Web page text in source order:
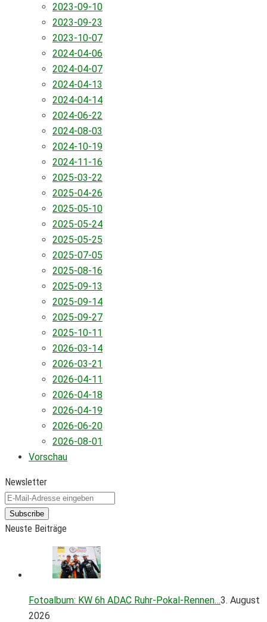
2023-09-10
2023-09-23
2023-10-07
2024-04-06
2024-04-07
2024-04-13
2024-04-14
2024-06-22
2024-08-03
2024-10-19
2024-11-16
2025-03-22
2025-04-26
2025-05-10
2025-05-24
2025-05-25
2025-07-05
2025-08-16
2025-09-13
2025-09-14
2025-09-27
2025-10-11
2026-03-14
2026-03-21
2026-04-11
2026-04-18
2026-04-19
2026-06-20
2026-08-01
Vorschau
Newsletter
Subscribe
Neuste Beiträge
Fotoalbum: KW 6h ADAC Ruhr-Pokal-Rennen…3. August
2026